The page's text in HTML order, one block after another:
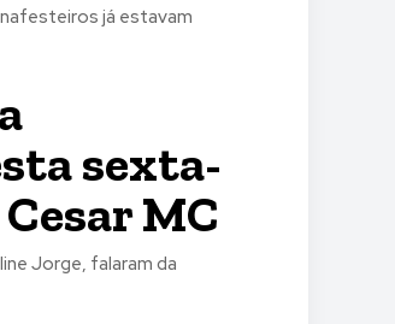
já estavam
sexta-
MC
Jorge, falaram da